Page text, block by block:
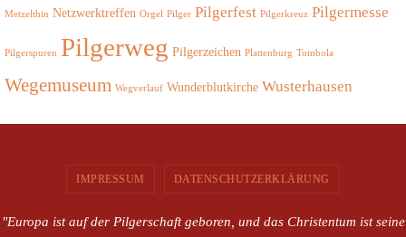
Metzelthin Netzwerktreffen Orgel Pilger Pilgerfest Pilgerkreuz Pilgermesse
Pilgerspuren Pilgerweg Pilgerzeichen Plattenburg Tombola
Wegemuseum Wegverlauf Wunderblutkirche Wusterhausen
IMPRESSUM DATENSCHUTZERKLÄRUNG
"Europa ist auf der Pilgerschaft geboren, und das Christentum ist seine